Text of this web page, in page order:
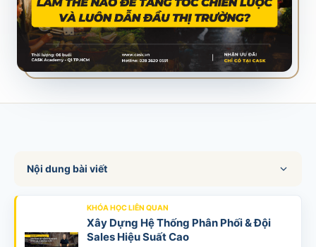
Chiến lược kênh thương mại điện tử
LỊCH HỌC
Xem lịch khai giảng tất cả khóa học
Nội dung bài viết
KHÓA HỌC LIÊN QUAN
Xây Dựng Hệ Thống Phân Phối & Đội
Sales Hiệu Suất Cao